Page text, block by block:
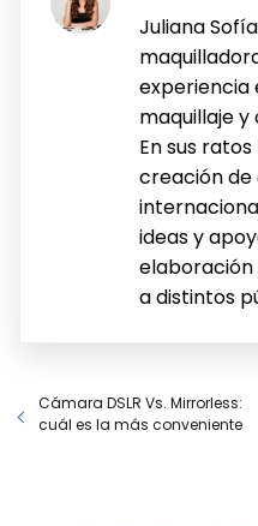
Juliana
experiencia
maquillaje y
En sus
creación de
ideas y
a distintos
Cámara DSLR Vs. Mirrorless:
cuál es la más conveniente